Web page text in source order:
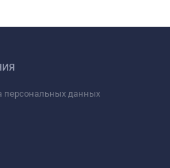
персональных данных